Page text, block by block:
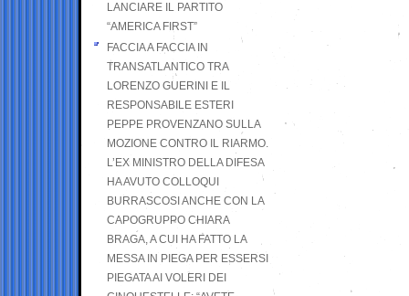
LANCIARE IL PARTITO
“AMERICA FIRST”
FACCIA A FACCIA IN
TRANSATLANTICO TRA
LORENZO GUERINI E IL
RESPONSABILE ESTERI
PEPPE PROVENZANO SULLA
MOZIONE CONTRO IL RIARMO.
L’EX MINISTRO DELLA DIFESA
HA AVUTO COLLOQUI
BURRASCOSI ANCHE CON LA
CAPOGRUPPO CHIARA
BRAGA, A CUI HA FATTO LA
MESSA IN PIEGA PER ESSERSI
PIEGATA AI VOLERI DEI